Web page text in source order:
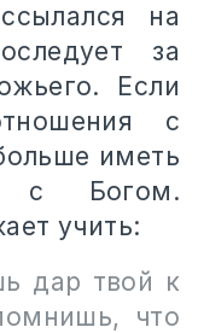
на
за
Если
с
иметь
с Богом.
учить:
дар твой к
что